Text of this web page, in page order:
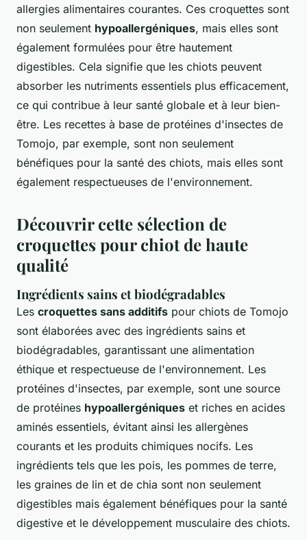
allergies alimentaires courantes. Ces croquettes sont
non seulement hypoallergéniques, mais elles sont
également formulées pour être hautement
digestibles. Cela signifie que les chiots peuvent
absorber les nutriments essentiels plus efficacement,
ce qui contribue à leur santé globale et à leur bien-
être. Les recettes à base de protéines d'insectes de
Tomojo, par exemple, sont non seulement
bénéfiques pour la santé des chiots, mais elles sont
également respectueuses de l'environnement.
Découvrir cette sélection de
croquettes pour chiot de haute
qualité
Ingrédients sains et biodégradables
Les croquettes sans additifs pour chiots de Tomojo
sont élaborées avec des ingrédients sains et
biodégradables, garantissant une alimentation
éthique et respectueuse de l'environnement. Les
protéines d'insectes, par exemple, sont une source
de protéines hypoallergéniques et riches en acides
aminés essentiels, évitant ainsi les allergènes
courants et les produits chimiques nocifs. Les
ingrédients tels que les pois, les pommes de terre,
les graines de lin et de chia sont non seulement
digestibles mais également bénéfiques pour la santé
digestive et le développement musculaire des chiots.